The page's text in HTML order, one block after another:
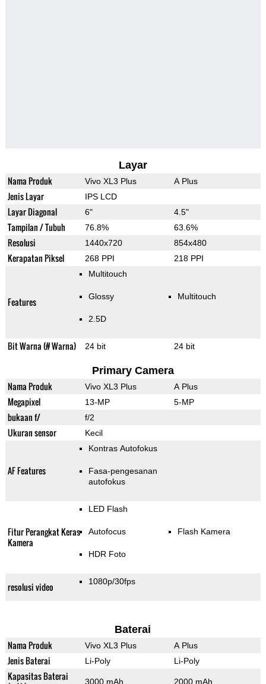
Layar
Nama Produk Vivo XL3 Plus A Plus
Jenis Layar IPS LCD
Layar Diagonal 6" 4.5"
Tampilan / Tubuh 76.8% 63.6%
Resolusi 1440x720 854x480
Kerapatan Piksel 268 PPI 218 PPI
Features
Multitouch
Glossy
2.5D
Multitouch
Bit Warna (# Warna) 24 bit 24 bit
Primary Camera
Nama Produk Vivo XL3 Plus A Plus
Megapixel 13-MP 5-MP
bukaan f/ f/2
Ukuran sensor Kecil
AF Features
Kontras Autofokus
Fasa-pengesanan
autofokus
Fitur Perangkat Keras
Kamera
LED Flash
Autofocus
HDR Foto
Flash Kamera
resolusi video 1080p/30fps
Baterai
Nama Produk Vivo XL3 Plus A Plus
Jenis Baterai Li-Poly Li-Poly
Kapasitas Baterai
3000 mAh 2000 mAh